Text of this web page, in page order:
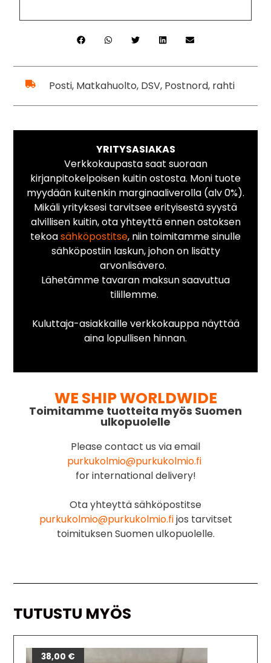
Posti, Matkahuolto, DSV, Postnord, rahti
YRITYSASIAKAS
Verkkokaupasta saat suoraan
kirjanpitokelpoisen kuitin ostosta. Moni tuote
myydään kuitenkin marginaaliverolla (alv 0%).
Mikäli yrityksesi tarvitsee erityisestä syystä
alvillisen kuitin, ota yhteyttä ennen ostoksen
tekoasähköpostitse, niin toimitamme sinulle
sähköpostiin laskun, johon on lisätty
arvonlisävero.
Lähetämme tavaran maksun saavuttua
tilillemme.
Kuluttaja-asiakkaille verkkokauppa näyttää
aina lopullisen hinnan.
WE SHIP WORLDWIDE
Toimitamme tuotteita myös Suomen
ulkopuolelle
Please contact us via email
purkukolmio@purkukolmio.fi
for international delivery!
Ota yhteyttä sähköpostitse
purkukolmio@purkukolmio.fijos tarvitset
toimituksen Suomen ulkopuolelle.
TUTUSTU MYÖS
38,00 €